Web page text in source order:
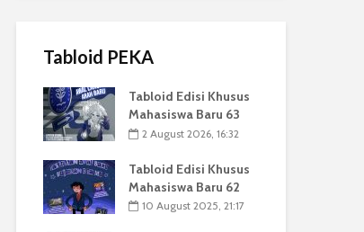
Tabloid PEKA
Tabloid Edisi Khusus
Mahasiswa Baru 63
2 August 2026, 16:32
Tabloid Edisi Khusus
Mahasiswa Baru 62
10 August 2025, 21:17